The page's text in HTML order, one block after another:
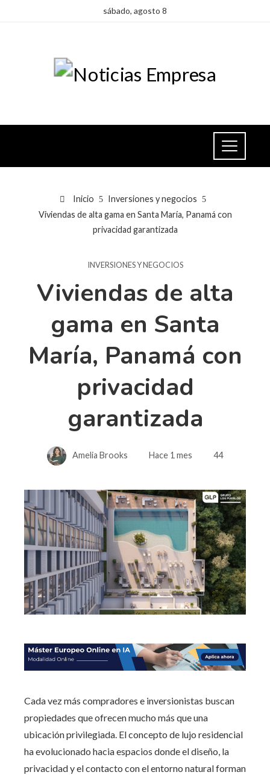
sábado, agosto 8
Inicio
Inversiones y negocios
Viviendas de alta gama en Santa María, Panamá con
privacidad garantizada
INVERSIONES Y NEGOCIOS
Viviendas de alta
gama en Santa
María, Panamá con
privacidad
garantizada
Amelia Brooks Hace 1 mes 44
Cada vez más compradores e inversionistas buscan
propiedades que ofrecen mucho más que una
ubicación privilegiada. El concepto de lujo residencial
ha evolucionado hacia espacios donde el diseño, la
privacidad y el contacto con el entorno natural forman